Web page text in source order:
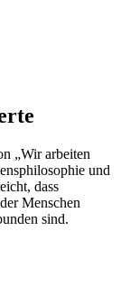
„Wir arbeiten
und
dass
Menschen
sind.